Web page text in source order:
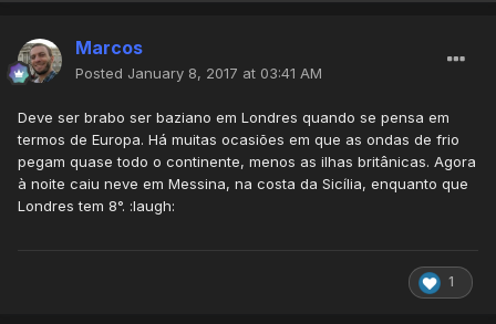
Marcos
Posted January 8, 2017 at 03:41 AM
Deve ser brabo ser baziano em Londres quando se pensa em
termos de Europa. Há muitas ocasiões em que as ondas de frio
pegam quase todo o continente, menos as ilhas britânicas. Agora
à noite caiu neve em Messina, na costa da Sicília, enquanto que
Londres tem 8°. :laugh:
1